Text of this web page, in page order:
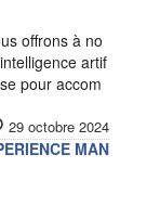
offrons à no
artif
pour accom
29 octobre 2024
MAN